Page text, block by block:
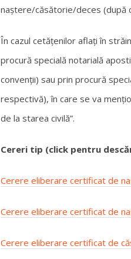
naștere/căsătorie/deces (după
În cazul cetățenilor aflați în
procură specială notarială
convenții) sau prin procură
respectivă), în care se va
de la starea civilă”.
Cereri tip (click pentru
Cerere eliberare certificat de
Cerere eliberare certificat de
Cerere eliberare certificat de